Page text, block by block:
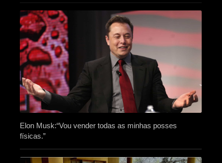
Elon Musk:“Vou vender todas as minhas posses
físicas.”